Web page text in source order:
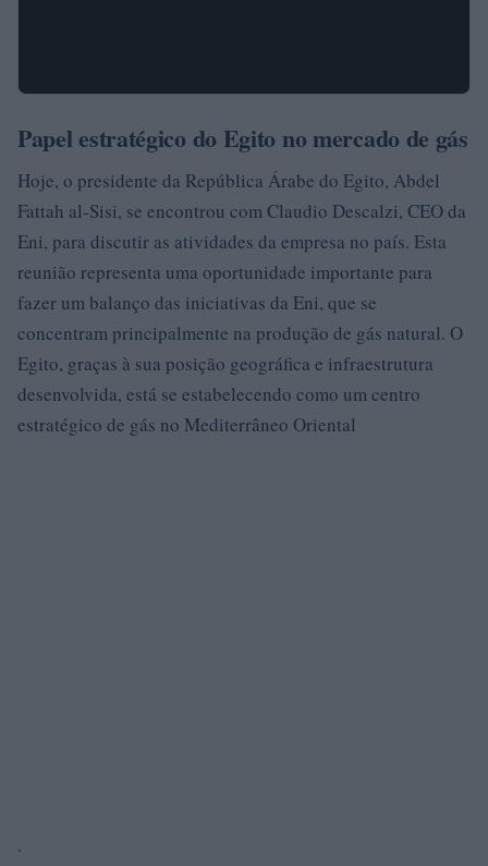
Papel estratégico do Egito no mercado de gás
Hoje, o presidente da República Árabe do Egito, Abdel
Fattah al-Sisi, se encontrou com Claudio Descalzi, CEO da
Eni, para discutir as atividades da empresa no país. Esta
reunião representa uma oportunidade importante para
fazer um balanço das iniciativas da Eni, que se
concentram principalmente na produção de gás natural. O
Egito, graças à sua posição geográfica e infraestrutura
desenvolvida, está se estabelecendo como um centro
estratégico de gás no Mediterrâneo Oriental
.